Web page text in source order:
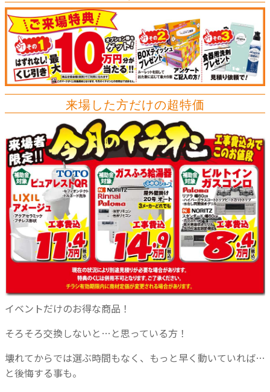
来場した方だけの超特価
イベントだけのお得な商品！
そろそろ交換しないと…と思っている方！
壊れてからでは選ぶ時間もなく、もっと早く動いていれば…
と後悔する事も。